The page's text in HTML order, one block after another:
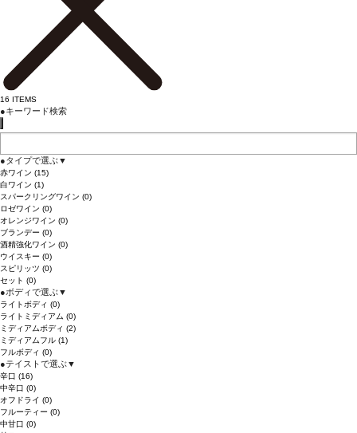
16 ITEMS
●キーワード検索
●タイプで選ぶ▼
赤ワイン (15)
白ワイン (1)
スパークリングワイン (0)
ロゼワイン (0)
オレンジワイン (0)
ブランデー (0)
酒精強化ワイン (0)
ウイスキー (0)
スピリッツ (0)
セット (0)
●ボディで選ぶ▼
ライトボディ (0)
ライトミディアム (0)
ミディアムボディ (2)
ミディアムフル (1)
フルボディ (0)
●テイストで選ぶ▼
辛口 (16)
中辛口 (0)
オフドライ (0)
フルーティー (0)
中甘口 (0)